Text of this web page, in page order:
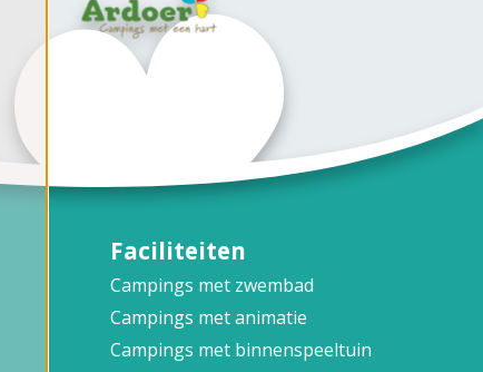
Faciliteiten
Campings met zwembad
Campings met animatie
Campings met binnenspeeltuin